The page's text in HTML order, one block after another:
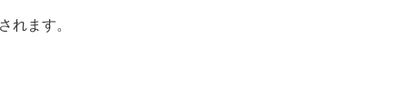
ます。